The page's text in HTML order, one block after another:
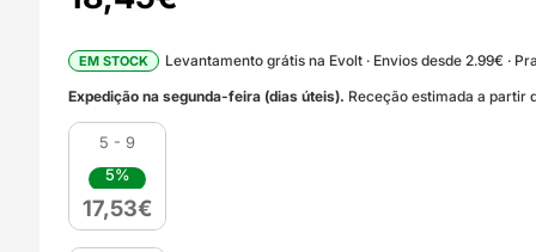
EM STOCK
Levantamento grátis na Evolt · Envios desde 2.99€ ·
Expedição na segunda-feira (dias úteis). Receção estimada a partir
5 - 9
5%
17,53€